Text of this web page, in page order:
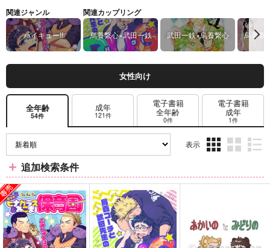
関連ジャンル
ハイキュー!!
関連カップリング
烏養繋心×武田一鉄 武田一鉄×烏養繋心 烏養繋
女性向け
全年齢
54件
成年
121件
電子書籍
全年齢
0件
電子書籍
成年
1件
表示
ム
表
ム
表
ム
表
追加検索条件